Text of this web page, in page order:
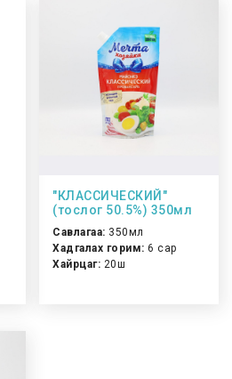
"КЛАССИЧЕСКИЙ"
(тослог 50.5%) 350мл
Савлагаа: 350мл
Хадгалах горим: 6 сар
Хайрцаг: 20ш